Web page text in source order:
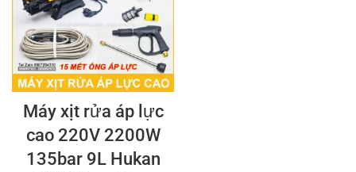
Máy xịt rửa áp lực
cao 220V 2200W
135bar 9L Hukan